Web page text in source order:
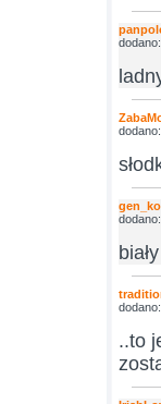
dodano:
dodano:
dodano:
dodano:
..to